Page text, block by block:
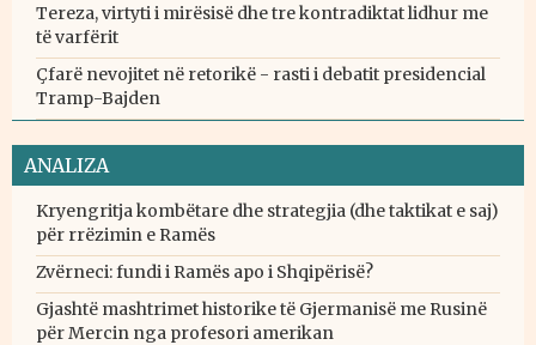
Tereza, virtyti i mirësisë dhe tre kontradiktat lidhur me
të varfërit
Çfarë nevojitet në retorikë - rasti i debatit presidencial
Tramp-Bajden
ANALIZA
Kryengritja kombëtare dhe strategjia (dhe taktikat e saj)
për rrëzimin e Ramës
Zvërneci: fundi i Ramës apo i Shqipërisë?
Gjashtë mashtrimet historike të Gjermanisë me Rusinë
për Mercin nga profesori amerikan